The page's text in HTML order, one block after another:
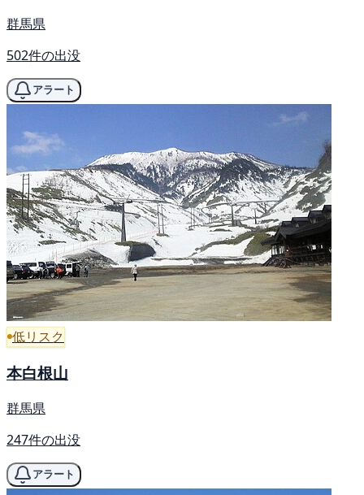
群馬県
502件の出没
アラート
低リスク
本白根山
群馬県
247件の出没
アラート